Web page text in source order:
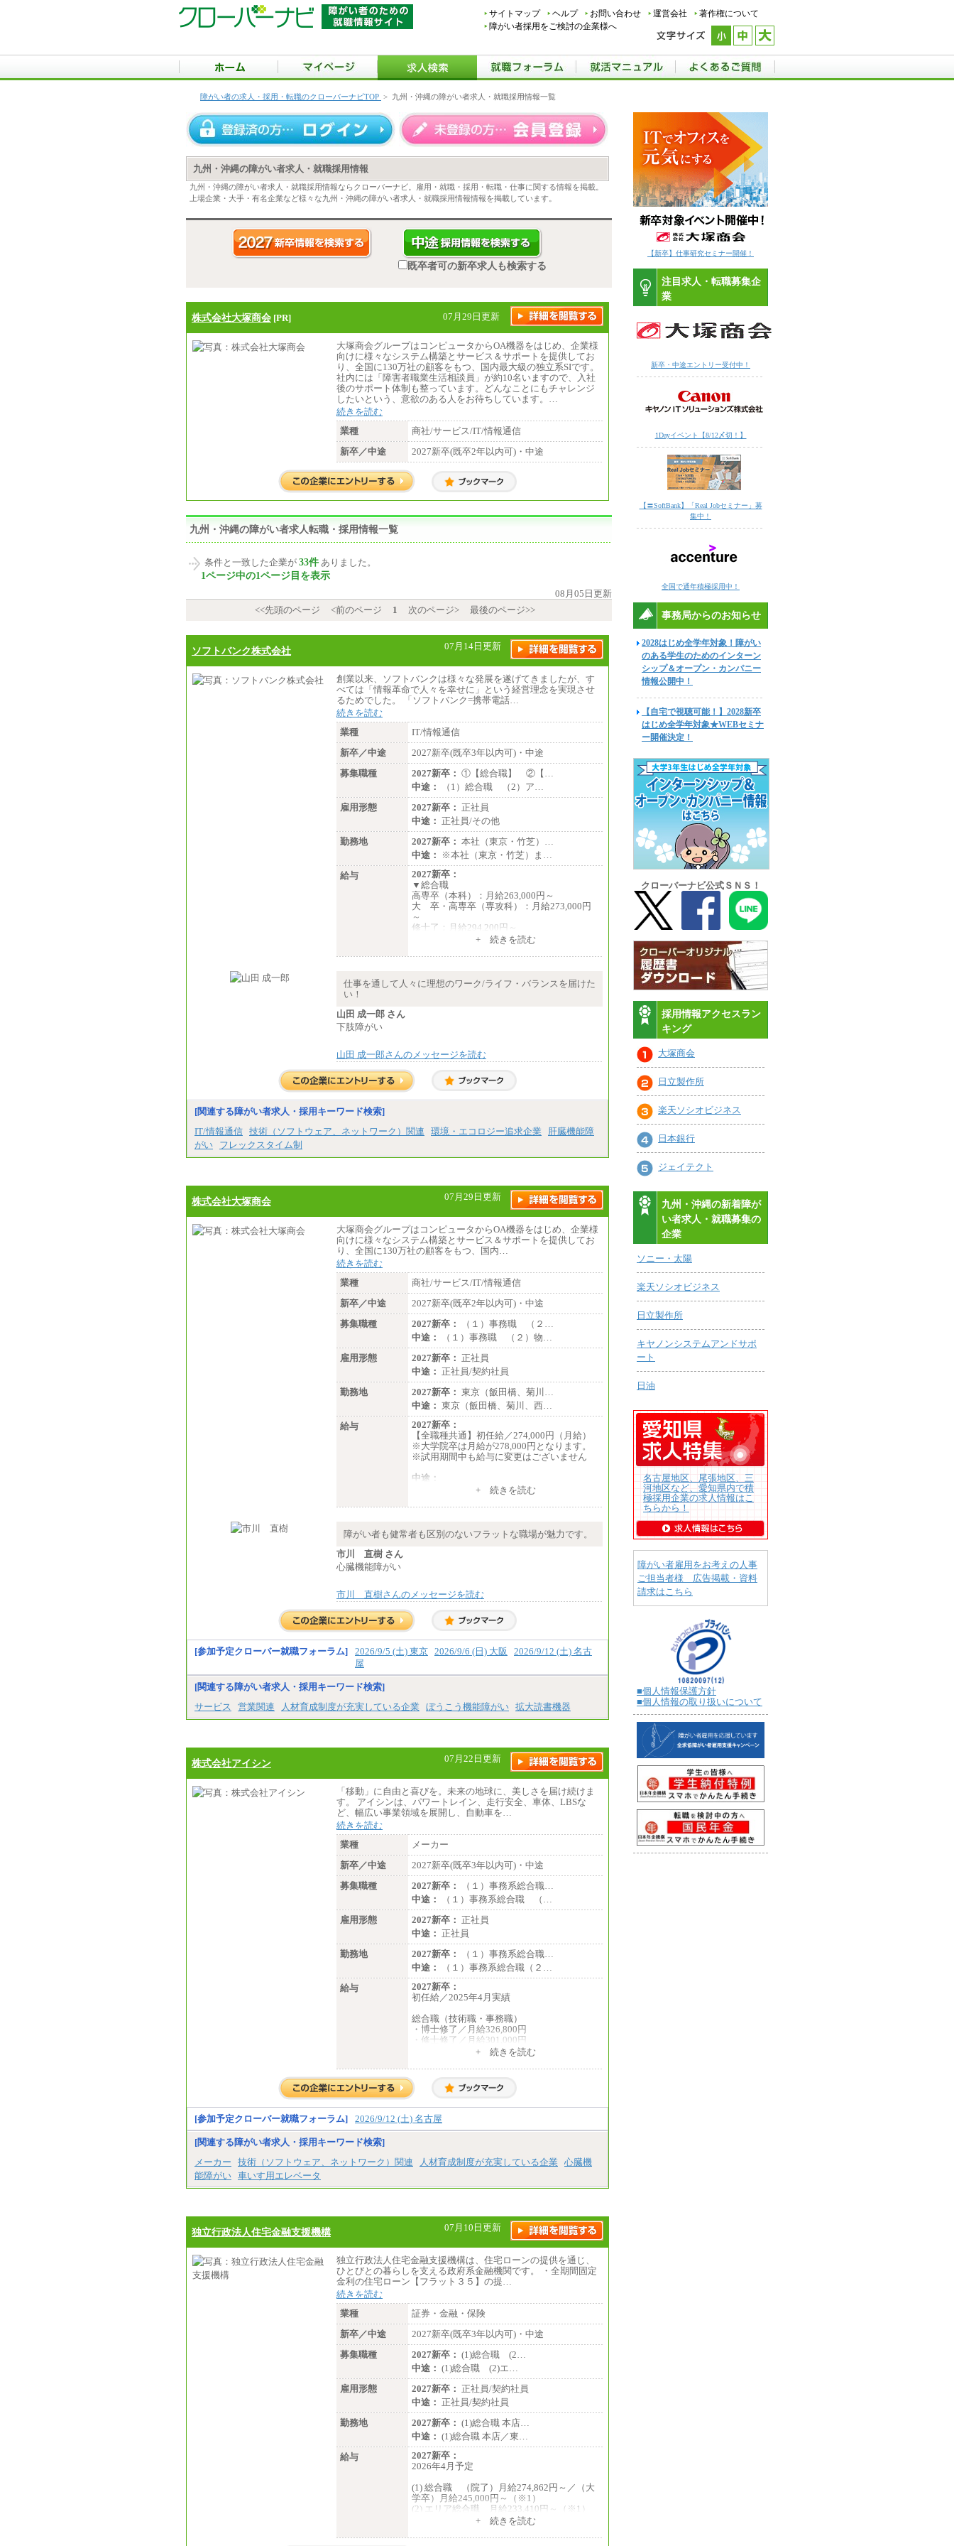
サイトマップ ヘルプ お問い合わせ 運営会社
著作権について
障がい者採用をご検討の企業様へ
障がい者の求人・採用・転職のクローバーナビTOP > 九州・沖縄の障がい者求人・就職採用情報一覧
九州・沖縄の障がい者求人・就職採用情報
九州・沖縄の障がい者求人・就職採用情報ならクローバーナビ。雇用・就職・採用・転職・仕事に関する情報を掲載。
上場企業・大手・有名企業など様々な九州・沖縄の障がい者求人・就職採用情報情報を掲載しています。
既卒者可の新卒求人も検索する
株式会社大塚商会 [PR] 07月29日更新
大塚商会グループはコンピュータからOA機器をはじめ、企業様
向けに様々なシステム構築とサービス＆サポートを提供してお
り、全国に130万社の顧客をもつ、国内最大級の独立系SIです。
社内には「障害者職業生活相談員」が約10名いますので、入社
後のサポート体制も整っています。どんなことにもチャレンジ
したいという、意欲のある人をお待ちしています。…
続きを読む
業種
商社/サービス/IT/情報通信
新卒／中途
2027新卒(既卒2年以内可)・中途
九州・沖縄の障がい者求人転職・採用情報一覧
条件と一致した企業が 33件 ありました。
1ページ中の1ページ目を表示
08月05日更新
<<先頭のページ
<前のページ 1 次のページ> 最後のページ>>
ソフトバンク株式会社 07月14日更新
創業以来、ソフトバンクは様々な発展を遂げてきましたが、す
べては「情報革命で人々を幸せに」という経営理念を実現させ
るためでした。 「ソフトバンク=携帯電話…
続きを読む
業種
IT/情報通信
新卒／中途
2027新卒(既卒3年以内可)・中途
募集職種
2027新卒： ①【総合職】 ②【…
中途：
（1）総合職 （2）ア…
雇用形態
2027新卒： 正社員
中途： 正社員/その他
勤務地
2027新卒： 本社（東京・竹芝）…
中途：
※本社（東京・竹芝）ま…
給与
2027新卒：
▼総合職
高専卒（本科）：月給263,000円～
大 卒・高専卒（専攻科）：月給273,000円
～
修士了：月給294,200円～
博士了：月給304,800円～
※卓越した能力、高度な技術や実績をお持ち
揮できると認められる場合は、 上記の給与に
関わらず個別設定することがあります
※営業職に支給するインセンティブは除く
※試用期間中も給与に変更はございません
中途：
基本月給／20万5000円以上(正社員・準社
※経験、能力を考慮の上、当社規定によ
※別途、Workstyle支援金(月額4,000円）
+ 続きを読む
仕事を通して人々に理想のワーク/ライフ・バランスを届けた
い！
山田 成一郎 さん
下肢障がい
山田 成一郎さんのメッセージを読む
[関連する障がい者求人・採用キーワード検索]
IT/情報通信 技術（ソフトウェア、ネットワーク）関連 環境・エコロジー追求企業
肝臓機能障
がい
フレックスタイム制
株式会社大塚商会 07月29日更新
大塚商会グループはコンピュータからOA機器をはじめ、企業様
向けに様々なシステム構築とサービス＆サポートを提供してお
り、全国に130万社の顧客をもつ、国内…
続きを読む
業種
商社/サービス/IT/情報通信
新卒／中途
2027新卒(既卒2年以内可)・中途
募集職種
2027新卒：
（１）事務職 （２…
中途：
（１）事務職 （２）物…
雇用形態
2027新卒： 正社員
中途： 正社員/契約社員
勤務地
2027新卒： 東京（飯田橋、菊川…
中途： 東京（飯田橋、菊川、西…
給与
2027新卒：
【全職種共通】初任給／274,000円（月給）
※大学院卒は月給が278,000円となります。
※試用期間中も給与に変更はございません
中途：
（１）～（４）274,000円（月給）～
（５）235,000円（月給）～
※経験・年齢などを考慮のうえ、当社規程に
※業務内容・勤務形態に応じて、上記給与の
範囲内でご相談をさせていただく事がありま
+ 続きを読む
障がい者も健常者も区別のないフラットな職場が魅力です。
市川 直樹 さん
心臓機能障がい
市川 直樹さんのメッセージを読む
[参加予定クローバー就職フォーラム] 2026/9/5 (土) 東京 2026/9/6 (日) 大阪
2026/9/12 (土) 名古
屋
[関連する障がい者求人・採用キーワード検索]
サービス
営業関連 人材育成制度が充実している企業 ぼうこう機能障がい 拡大読書機器
株式会社アイシン 07月22日更新
「移動」に自由と喜びを。未来の地球に、美しさを届け続けま
す。 アイシンは、パワートレイン、走行安全、車体、LBSな
ど、幅広い事業領域を展開し、自動車を…
続きを読む
業種
メーカー
新卒／中途
2027新卒(既卒3年以内可)・中途
募集職種
2027新卒：
（１）事務系総合職…
中途：
（１）事務系総合職 （…
雇用形態
2027新卒： 正社員
中途： 正社員
勤務地
2027新卒：
（１）事務系総合職…
中途：
（１）事務系総合職（２…
給与
2027新卒：
初任給／2025年4月実績
総合職（技術職・事務職）
・博士修了／月給326,800円
・修士修了／月給301,000円
・大学卒／月給282,000円
・高専卒（専攻科）／月給282,000円
・高専卒（本科）／月給256,000円
一般事務職
0円
・高専卒（専攻科）／月給206,400円
・専門卒（2年）／月給197,800円
想定年収：490万円～1,100万円
・1,090万円/38歳・月給59万円 *残業代・
家族手当対象外
月給：190,000円～
想定年収：340万円～610万円
年収例：
・460万円/28歳・月給26万円
・520万円/32歳・月給29万円
（４）
月給：201,000円～
想定年収：360万円～680万円
年収例：
・520万円/32歳・月給29万円
年収例は賞与含む、残業代・家族手当含まず
※キャリアや能力等を考慮の上、当社規定に
より確定します
※固定給に固定残業代含まず
※試用期間中も給与に変更なし
+ 続きを読む
[参加予定クローバー就職フォーラム] 2026/9/12 (土) 名古屋
[関連する障がい者求人・採用キーワード検索]
メーカー
技術（ソフトウェア、ネットワーク）関連 人材育成制度が充実している企業
心臓機
能障がい 車いす用エレベータ
独立行政法人住宅金融支援機構 07月10日更新
独立行政法人住宅金融支援機構は、住宅ローンの提供を通じ、
ひとびとの暮らしを支える政府系金融機関です。 ・全期間固定
金利の住宅ローン【フラット３５】の提…
続きを読む
業種
証券・金融・保険
新卒／中途
2027新卒(既卒3年以内可)・中途
募集職種
2027新卒： (1)総合職 (2…
中途： (1)総合職 (2)エ…
雇用形態
2027新卒： 正社員/契約社員
中途： 正社員/契約社員
勤務地
2027新卒： (1)総合職 本店…
中途： (1)総合職 本店／東…
給与
2027新卒：
2026年4月予定
(1) 総合職 （院了）月給274,862円～／（大
学卒）月給245,000円～（※1）
(2) エリア総合職 月給233,410円～（※1）
(3) アシスタントスタッフ 日給9,800円～12,
※１ 試用期間６か月（試用期間中も給与
+ 続きを読む
【新卒】仕事研究セミナー開催！
注目求人・転職募集企
業
新卒・中途エントリー受付中！
1Dayイベント【8/12〆切！】
【〓SoftBank】「Real Jobセミナー」募
集中！
全国で通年積極採用中！
事務局からのお知らせ
2028はじめ全学年対象！障がい
のある学生のためのインターン
シップ＆オープン・カンパニー
情報公開中！
【自宅で視聴可能！】2028新卒
はじめ全学年対象★WEBセミナ
ー開催決定！
クローバーナビ公式ＳＮＳ！
採用情報アクセスラン
キング
大塚商会
日立製作所
楽天ソシオビジネス
日本銀行
ジェイテクト
九州・沖縄の新着障が
い者求人・就職募集の
企業
ソニー・太陽
楽天ソシオビジネス
日立製作所
キヤノンシステムアンドサポ
ート
日油
名古屋地区、尾張地区、三
河地区など、愛知県内で積
極採用企業の求人情報はこ
ちらから！
障がい者雇用をお考えの人事
ご担当者様 広告掲載・資料
請求はこちら
■個人情報保護方針
■個人情報の取り扱いについて